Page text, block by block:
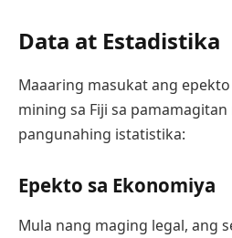
Data at Estadistika
Maaaring masukat ang
mining sa Fiji sa
pangunahing istatistika:
Epekto sa Ekonomiya
Mula nang maging legal, ang